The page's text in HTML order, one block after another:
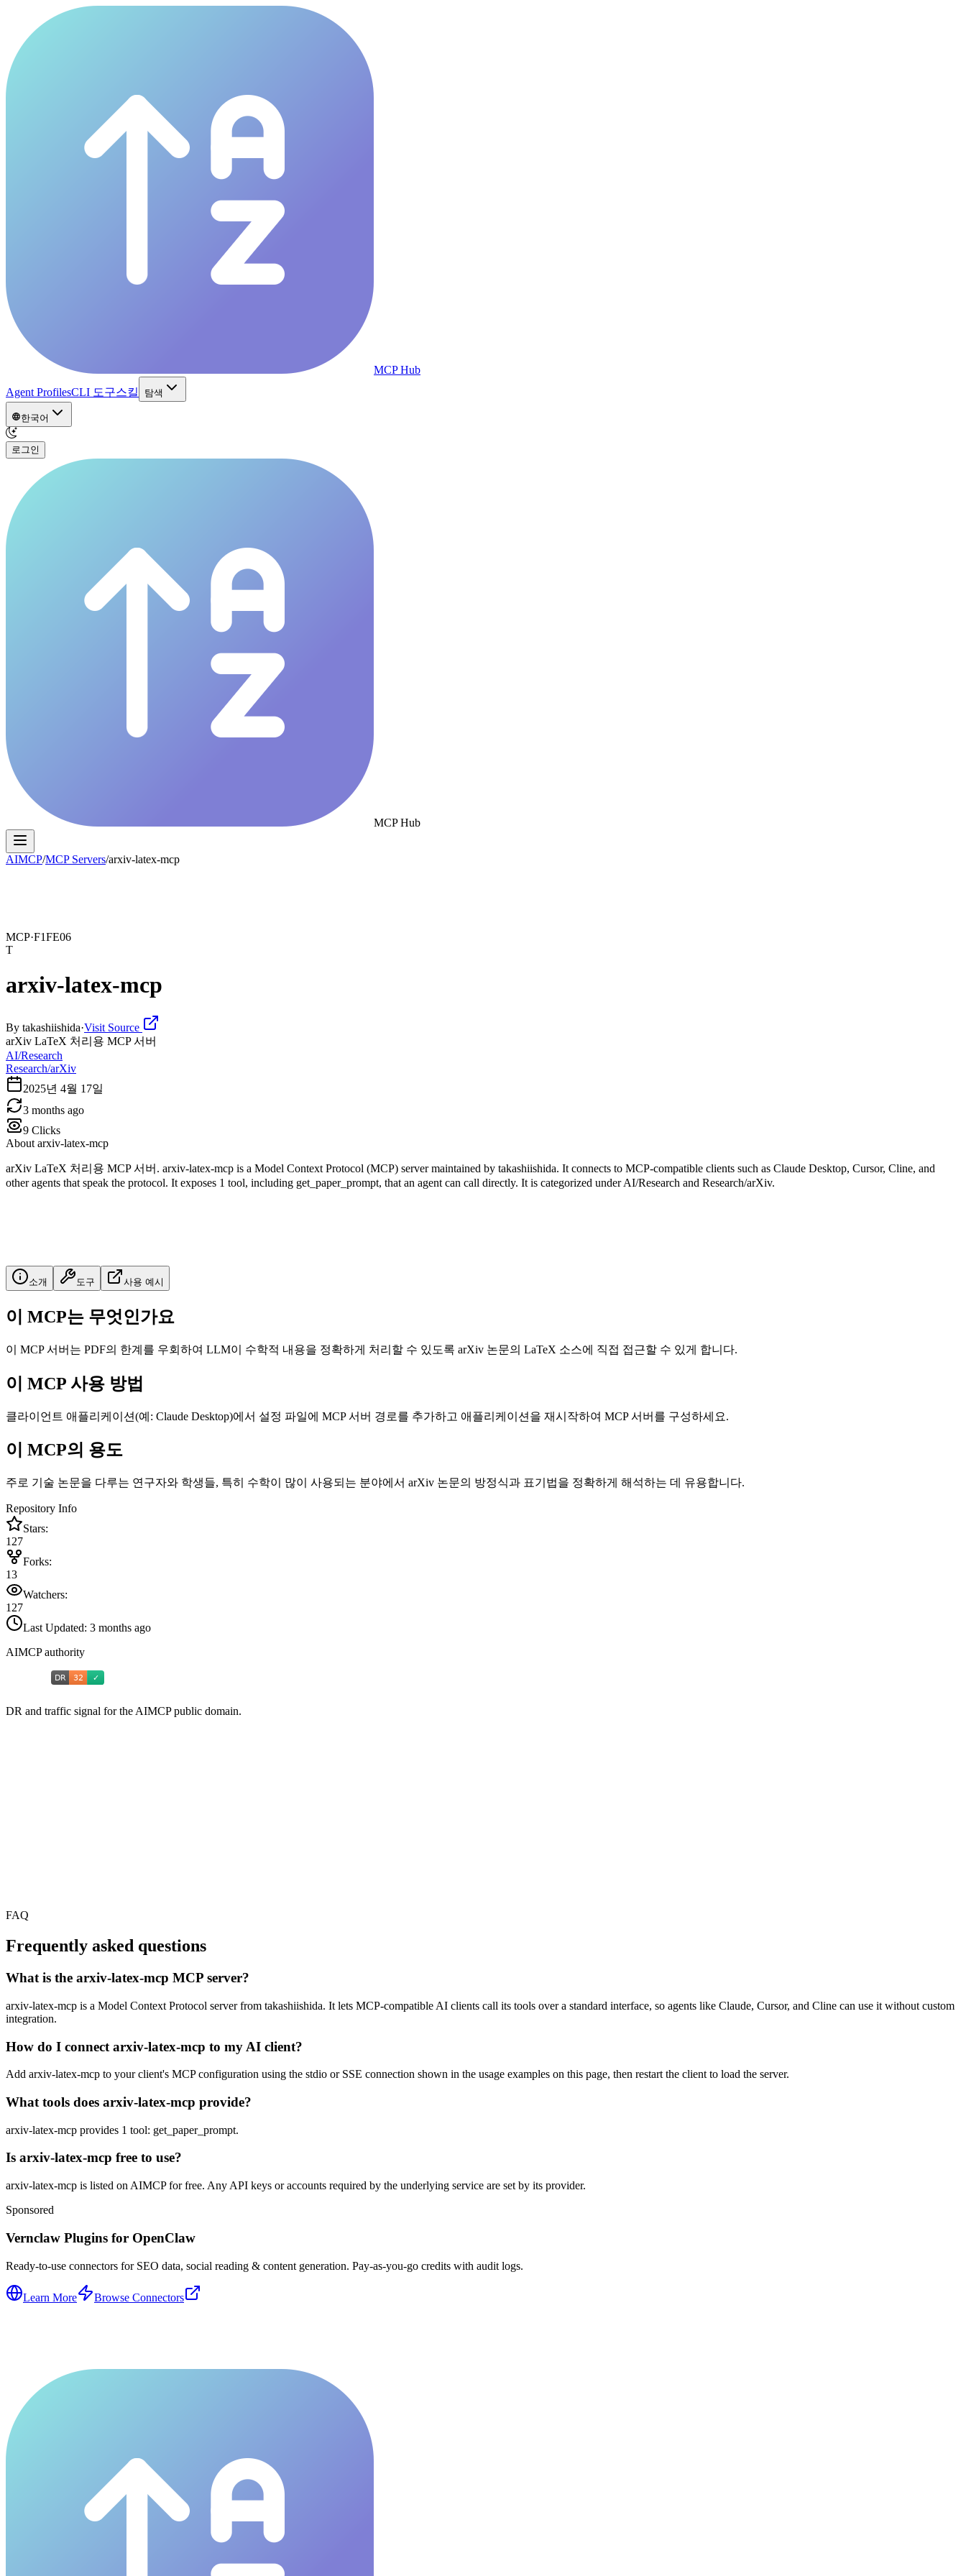
MCP Hub
Agent ProfilesCLI 도구스킬 탐색
한국어
로그인
MCP Hub
AIMCP/MCP Servers/arxiv-latex-mcp
MCP·F1FE06
T
arxiv-latex-mcp
By takashiishida·Visit Source
arXiv LaTeX 처리용 MCP 서버
AI/Research
Research/arXiv
2025년 4월 17일
3 months ago
9 Clicks
About arxiv-latex-mcp
arXiv LaTeX 처리용 MCP 서버. arxiv-latex-mcp is a Model Context Protocol (MCP) server maintained by takashiishida. It connects to MCP-compatible clients such as Claude Desktop, Cursor, Cline, and
other agents that speak the protocol. It exposes 1 tool, including get_paper_prompt, that an agent can call directly. It is categorized under AI/Research and Research/arXiv.
소개 도구 사용 예시
이 MCP는 무엇인가요
이 MCP 서버는 PDF의 한계를 우회하여 LLM이 수학적 내용을 정확하게 처리할 수 있도록 arXiv 논문의 LaTeX 소스에 직접 접근할 수 있게 합니다.
이 MCP 사용 방법
클라이언트 애플리케이션(예: Claude Desktop)에서 설정 파일에 MCP 서버 경로를 추가하고 애플리케이션을 재시작하여 MCP 서버를 구성하세요.
이 MCP의 용도
주로 기술 논문을 다루는 연구자와 학생들, 특히 수학이 많이 사용되는 분야에서 arXiv 논문의 방정식과 표기법을 정확하게 해석하는 데 유용합니다.
Repository Info
Stars:
127
Forks:
13
Watchers:
127
Last Updated: 3 months ago
AIMCP authority
DR and traffic signal for the AIMCP public domain.
FAQ
Frequently asked questions
What is the arxiv-latex-mcp MCP server?
arxiv-latex-mcp is a Model Context Protocol server from takashiishida. It lets MCP-compatible AI clients call its tools over a standard interface, so agents like Claude, Cursor, and Cline can use it without custom
integration.
How do I connect arxiv-latex-mcp to my AI client?
Add arxiv-latex-mcp to your client's MCP configuration using the stdio or SSE connection shown in the usage examples on this page, then restart the client to load the server.
What tools does arxiv-latex-mcp provide?
arxiv-latex-mcp provides 1 tool: get_paper_prompt.
Is arxiv-latex-mcp free to use?
arxiv-latex-mcp is listed on AIMCP for free. Any API keys or accounts required by the underlying service are set by its provider.
Sponsored
Vernclaw Plugins for OpenClaw
Ready-to-use connectors for SEO data, social reading & content generation. Pay-as-you-go credits with audit logs.
Learn More Browse Connectors